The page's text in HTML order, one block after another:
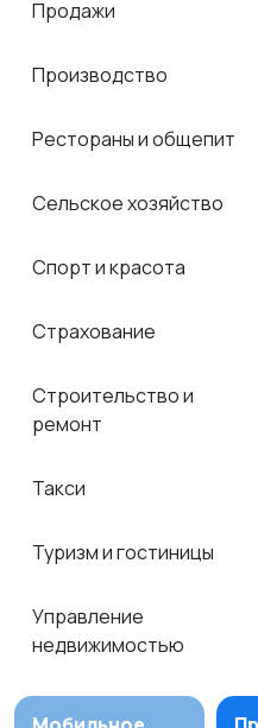
Продажи
Производство
Рестораны и общепит
Сельское хозяйство
Спорт и красота
Страхование
Строительство и
ремонт
Такси
Туризм и гостиницы
Управление
недвижимостью